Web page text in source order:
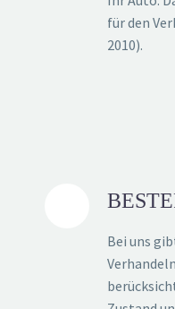
für den
2010).
Bei uns